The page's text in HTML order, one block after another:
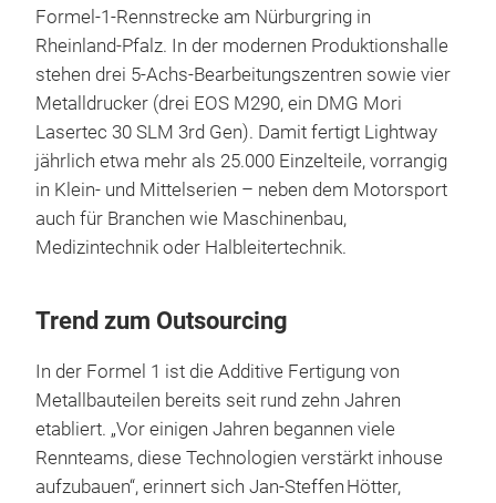
Formel-1-Rennstrecke am Nürburgring in
Rheinland-Pfalz. In der modernen Produktionshalle
stehen drei 5-Achs-Bearbeitungszentren sowie vier
Metalldrucker (drei EOS M290, ein DMG Mori
Lasertec 30 SLM 3rd Gen). Damit fertigt Lightway
jährlich etwa mehr als 25.000 Einzelteile, vorrangig
in Klein- und Mittelserien – neben dem Motorsport
auch für Branchen wie Maschinenbau,
Medizintechnik oder Halbleitertechnik.
Trend zum Outsourcing
In der Formel 1 ist die Additive Fertigung von
Metallbauteilen bereits seit rund zehn Jahren
etabliert. „Vor einigen Jahren begannen viele
Rennteams, diese Technologien verstärkt inhouse
aufzubauen“, erinnert sich Jan-Steffen Hötter,